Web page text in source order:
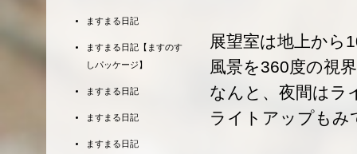
展望室は地上から
風景を360度の視
なんと、夜間はラ
ライトアップもみ
ますまる日記
ますまる日記【ますのす
しパッケージ】
ますまる日記
ますまる日記
ますまる日記